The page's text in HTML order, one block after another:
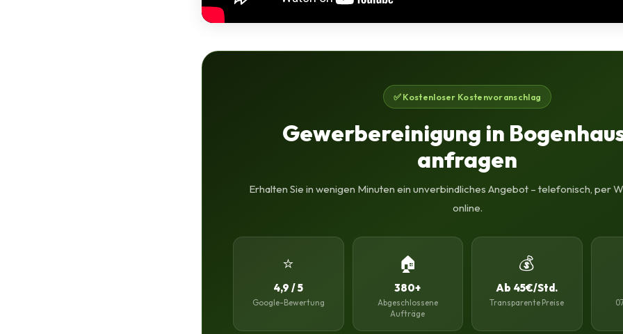
✅ Kostenloser Kostenvoranschlag
Gewerbereinigung in
anfragen
Erhalten Sie in wenigen Minuten ein unverbindliches Angebot – telefonisch, per
online.
⭐
4,9 / 5
Google-Bewertung
🏠
380+
Abgeschlossene
Aufträge
💰
Ab 45€/Std.
Transparente Preise